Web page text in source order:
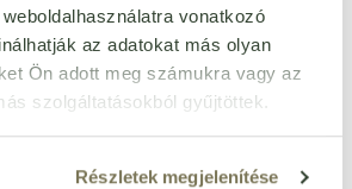
vonatkozó
az adatokat más olyan
Ön adott meg számukra vagy az
szolgáltatásokból gyűjtöttek.
Részletek megjelenítése